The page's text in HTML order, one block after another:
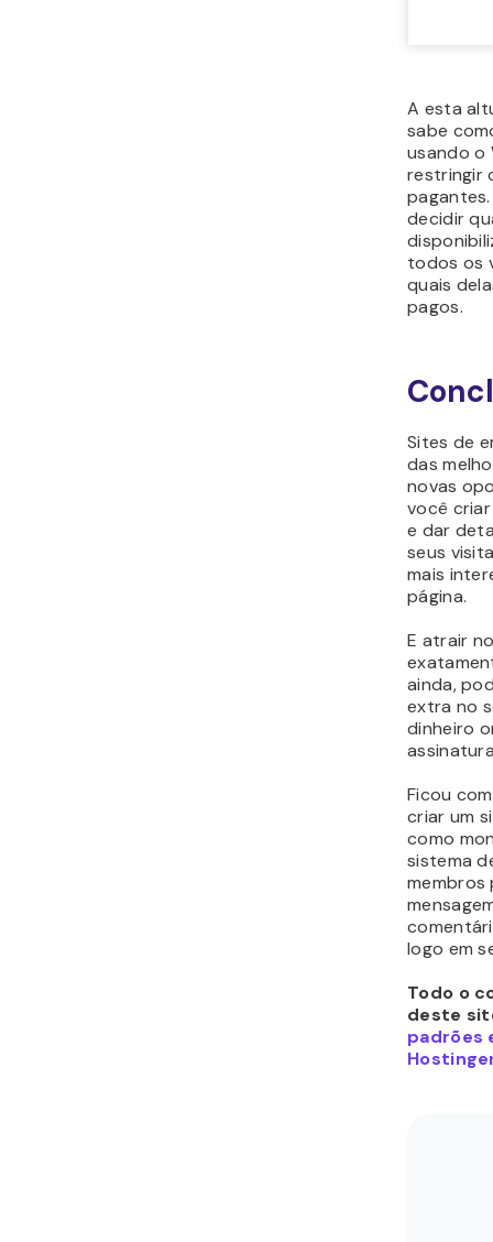
A esta
sabe
usando o
restringir
decidir
todos os
quais
pagos.
Sites de
das
novas
você
e dar
seus
mais
página.
E atrair
ainda,
extra no
dinheiro
Ficou
criar um
como
sistema
membros
logo em
Todo o
deste
padrões